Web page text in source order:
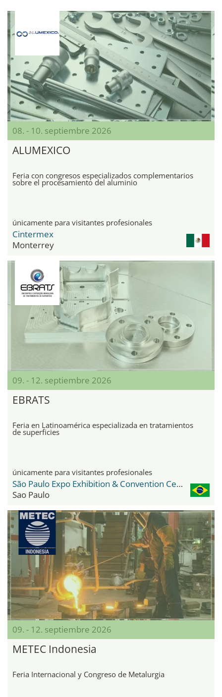
08. - 10. septiembre 2026
ALUMEXICO
Feria con congresos especializados complementarios
sobre el procesamiento del aluminio
únicamente para visitantes profesionales
Cintermex
Monterrey
09. - 12. septiembre 2026
EBRATS
Feria en Latinoamérica especializada en tratamientos
de superficies
únicamente para visitantes profesionales
São Paulo Expo Exhibition & Convention Center
Sao Paulo
09. - 12. septiembre 2026
METEC Indonesia
Feria Internacional y Congreso de Metalurgia